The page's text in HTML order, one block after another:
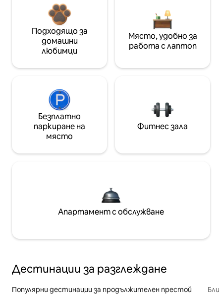
Подходящо за
домашни
любимци
Място, удобно за
работа с лаптоп
Безплатно
паркиране на
място
Фитнес зала
Апартамент с обслужване
Дестинации за разглеждане
Популярни дестинации за продължителен престой